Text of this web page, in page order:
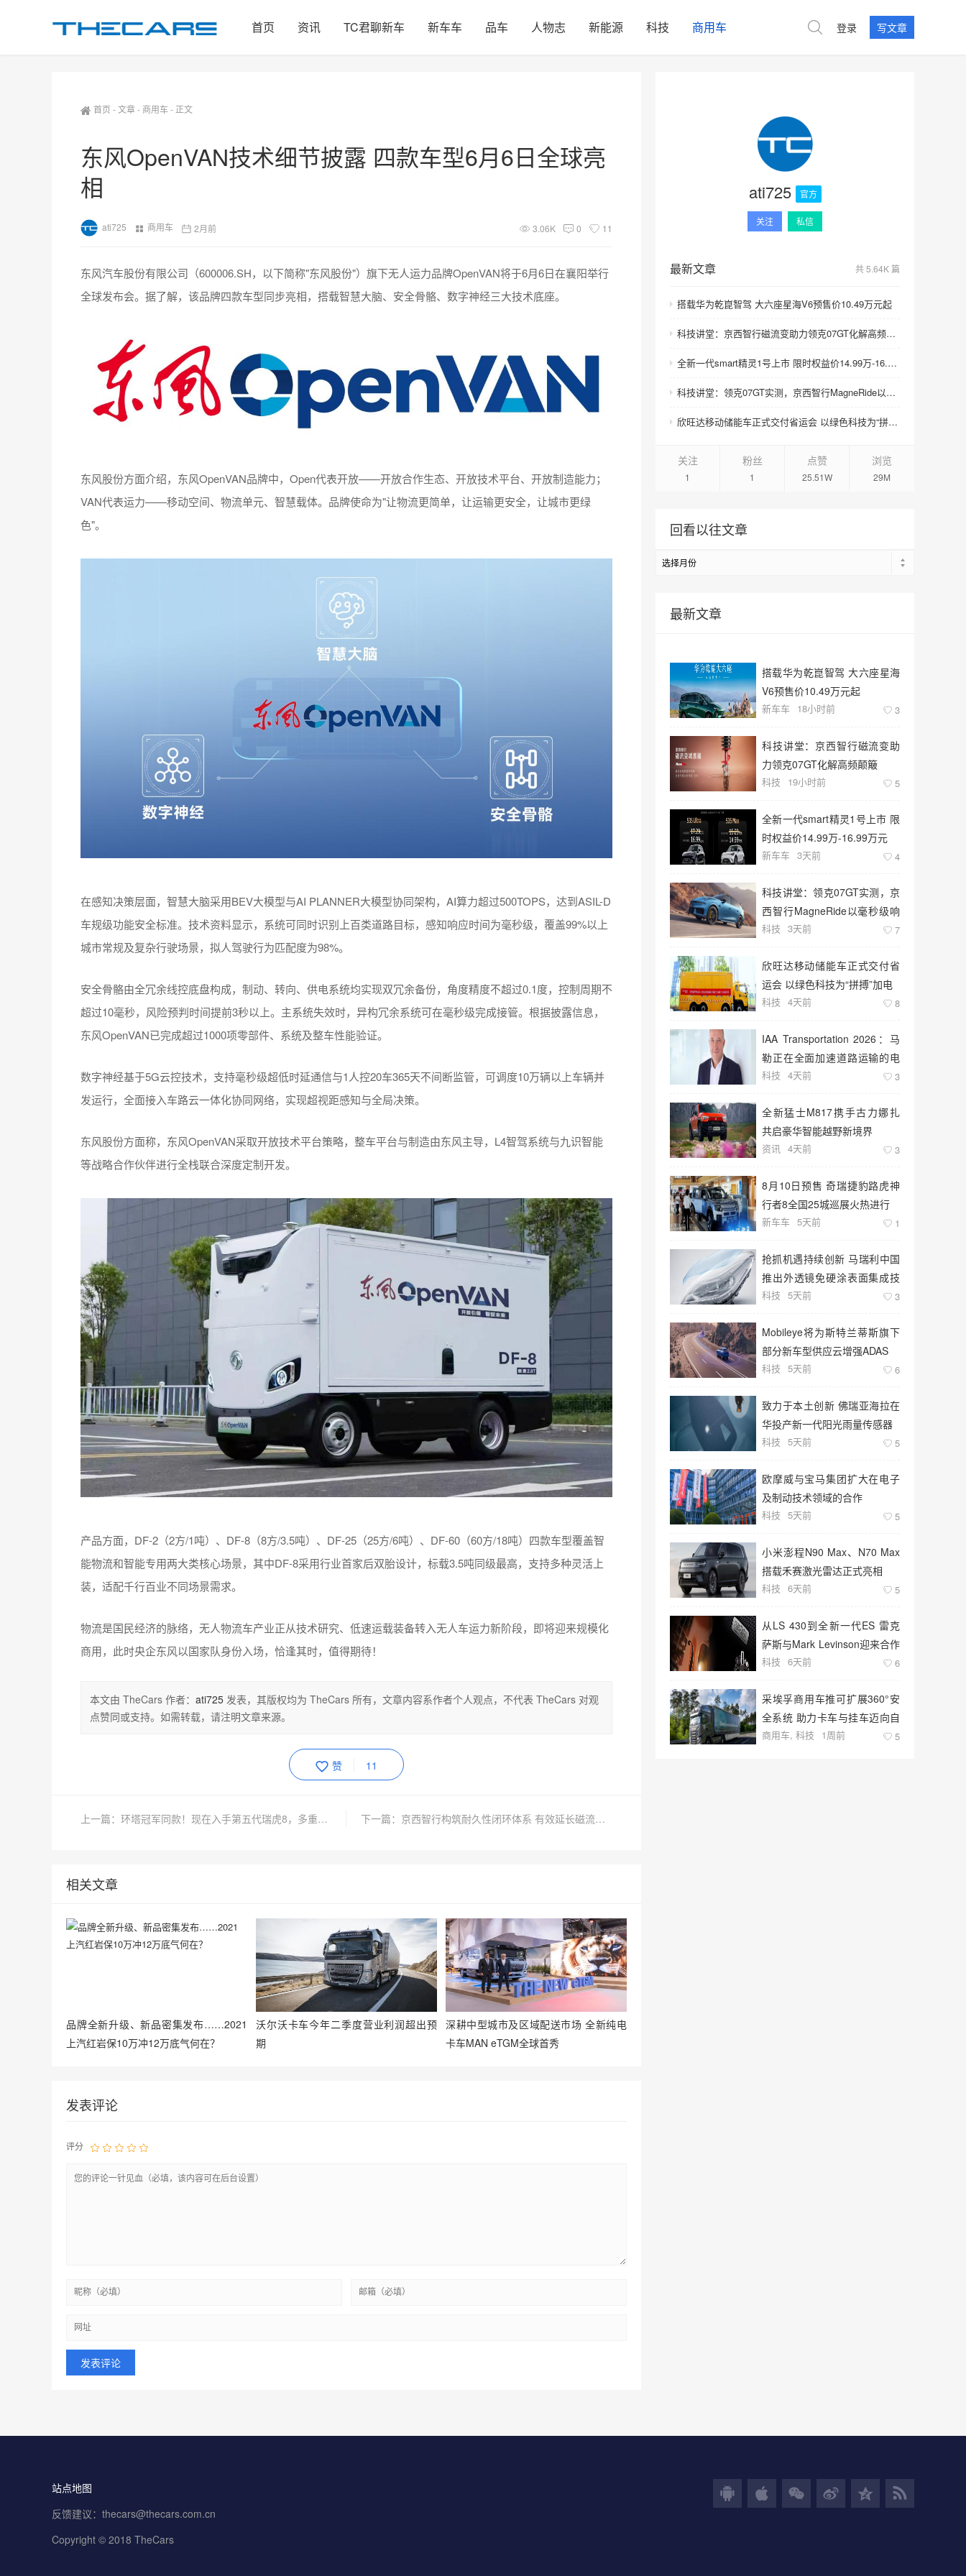
首页 资讯 TC君聊新车 新车车 品车 人物志 新能源 科技 商用车 登录 写文章
首页 -文章- 商用车- 正文
东风OpenVAN技术细节披露 四款车型6月6日全球亮
相
ati725 商用车 2月前 3.06K 0 11
东风汽车股份有限公司（600006.SH，以下简称"东风股份"）旗下无人运力品牌OpenVAN将于6月6日在襄阳举行
全球发布会。据了解，该品牌四款车型同步亮相，搭载智慧大脑、安全骨骼、数字神经三大技术底座。
东风股份方面介绍，东风OpenVAN品牌中，Open代表开放——开放合作生态、开放技术平台、开放制造能力；
VAN代表运力——移动空间、物流单元、智慧载体。品牌使命为"让物流更简单，让运输更安全，让城市更绿
色"。
在感知决策层面，智慧大脑采用BEV大模型与AI PLANNER大模型协同架构，AI算力超过500TOPS，达到ASIL-D
车规级功能安全标准。技术资料显示，系统可同时识别上百类道路目标，感知响应时间为毫秒级，覆盖99%以上
城市常规及复杂行驶场景，拟人驾驶行为匹配度为98%。
安全骨骼由全冗余线控底盘构成，制动、转向、供电系统均实现双冗余备份，角度精度不超过0.1度，控制周期不
超过10毫秒，风险预判时间提前3秒以上。主系统失效时，异构冗余系统可在毫秒级完成接管。根据披露信息，
东风OpenVAN已完成超过1000项零部件、系统及整车性能验证。
数字神经基于5G云控技术，支持毫秒级超低时延通信与1人控20车365天不间断监管，可调度10万辆以上车辆并
发运行，全面接入车路云一体化协同网络，实现超视距感知与全局决策。
东风股份方面称，东风OpenVAN采取开放技术平台策略，整车平台与制造由东风主导，L4智驾系统与九识智能
等战略合作伙伴进行全栈联合深度定制开发。
产品方面，DF-2（2方/1吨）、DF-8（8方/3.5吨）、DF-25（25方/6吨）、DF-60（60方/18吨）四款车型覆盖智
能物流和智能专用两大类核心场景，其中DF-8采用行业首家后双胎设计，标载3.5吨同级最高，支持多种灵活上
装，适配千行百业不同场景需求。
物流是国民经济的脉络，无人物流车产业正从技术研究、低速运载装备转入无人车运力新阶段，即将迎来规模化
商用，此时央企东风以国家队身份入场，恰逢其时，值得期待！
本文由 TheCars 作者： ati725 发表，其版权均为 TheCars 所有，文章内容系作者个人观点，不代表 TheCars 对观
点赞同或支持。如需转载，请注明文章来源。
赞 11
上一篇：环塔冠军同款！现在入手第五代瑞虎8，多重福利直接拉满 下一篇：京西智行构筑耐久性闭环体系 有效延长磁流变悬架寿命
相关文章
品牌全新升级、新品密集发布……2021
上汽红岩保10万冲12万底气何在？
沃尔沃卡车今年二季度营业利润超出预
期
深耕中型城市及区域配送市场 全新纯电
卡车MAN eTGM全球首秀
发表评论
评分
ati725 官方
关注 私信
最新文章 共 5.64K 篇
搭载华为乾崑智驾 大六座星海V6预售价10.49万元起
科技讲堂：京西智行磁流变助力领克07GT化解高频颠簸
全新一代smart精灵1号上市 限时权益价14.99万-16.99万元
科技讲堂：领克07GT实测，京西智行MagneRide以毫秒级响应“飞坡不跳”
欣旺达移动储能车正式交付省运会 以绿色科技为“拼搏”加电
关注
1
粉丝
1
点赞
25.51W
浏览
29M
回看以往文章
最新文章
搭载华为乾崑智驾 大六座星海
V6预售价10.49万元起
新车车 18小时前 3
科技讲堂：京西智行磁流变助
力领克07GT化解高频颠簸
科技 19小时前 5
全新一代smart精灵1号上市 限
时权益价14.99万-16.99万元
新车车 3天前 4
科技讲堂：领克07GT实测，京
西智行MagneRide以毫秒级响
应“飞坡不跳”
科技 3天前 7
欣旺达移动储能车正式交付省
运会 以绿色科技为“拼搏”加电
科技 4天前 8
IAA Transportation 2026：马
勒正在全面加速道路运输的电
动化转型
科技 4天前 3
全新猛士M817携手古力娜扎
共启豪华智能越野新境界
资讯 4天前 3
8月10日预售 奇瑞捷豹路虎神
行者8全国25城巡展火热进行
新车车 5天前 1
抢抓机遇持续创新 马瑞利中国
推出外透镜免硬涂表面集成技
术
科技 5天前 3
Mobileye将为斯特兰蒂斯旗下
部分新车型供应云增强ADAS
科技 5天前 6
致力于本土创新 佛瑞亚海拉在
华投产新一代阳光雨量传感器
科技 5天前 5
欧摩威与宝马集团扩大在电子
及制动技术领域的合作
科技 5天前 5
小米澎程N90 Max、N70 Max
搭载禾赛激光雷达正式亮相
科技 6天前 5
从LS 430到全新一代ES 雷克
萨斯与Mark Levinson迎来合作
26周年
科技 6天前 6
采埃孚商用车推可扩展360°安
全系统 助力卡车与挂车迈向自
动化未来
商用车, 科技 1周前 5
站点地图
反馈建议：thecars@thecars.com.cn
Copyright © 2018 TheCars